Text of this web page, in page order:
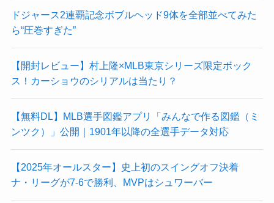
ドジャース2連覇記念ボブルヘッド9体を全部並べてみた
ら“圧巻すぎた”
【開封レビュー】村上隆×MLB東京シリーズ限定ボック
ス！カーショウのシリアルは当たり？
【無料DL】MLB選手図鑑アプリ「みんなで作る図鑑（ミ
ンツク）」公開｜1901年以降の全選手データ対応
【2025年オールスター】史上初のスイングオフ決着
ナ・リーグが7-6で勝利、MVPはシュワーバー